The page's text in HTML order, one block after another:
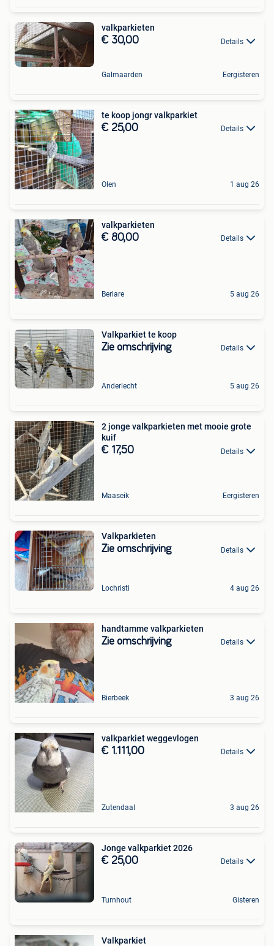
valkparkieten
€ 30,00 Details
Galmaarden Eergisteren
te koop jongr valkparkiet
€ 25,00 Details
Olen 1 aug 26
valkparkieten
€ 80,00 Details
Berlare 5 aug 26
Valkparkiet te koop
Zie omschrijving Details
Anderlecht 5 aug 26
2 jonge valkparkieten met mooie grote
kuif
€ 17,50 Details
Maaseik Eergisteren
Valkparkieten
Zie omschrijving Details
Lochristi 4 aug 26
handtamme valkparkieten
Zie omschrijving Details
Bierbeek 3 aug 26
valkparkiet weggevlogen
€ 1.111,00 Details
Zutendaal 3 aug 26
Jonge valkparkiet 2026
€ 25,00 Details
Turnhout Gisteren
Valkparkiet